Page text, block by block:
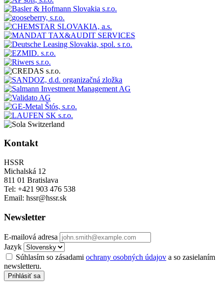
Kontakt
HSSR
Michalská 12
811 01 Bratislava
Tel: +421 903 476 538
Email: hssr@hssr.sk
Newsletter
E-mailová adresa
Jazyk
Súhlasím so zásadami ochrany osobných údajov a so zasielaním
newsletteru.
Prihlásiť sa